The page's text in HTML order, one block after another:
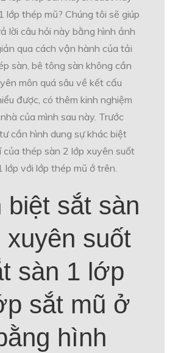
lớp thép mũ? Chúng tôi sẽ giúp
lời câu hỏi này bằng hình ảnh
qua cách vận hành của tải
sàn, bê tông sàn không cần
môn quá sâu về kết cấu
được, có thêm kinh nghiệm
của mình sau này. Trước
cần hình dung sự khác biệt
của thép sàn 2 lớp xuyên suốt
lớp với lớp thép mũ ở trên.
biệt sắt sàn
xuyên suốt
sàn 1 lớp
sắt mũ ở
hình